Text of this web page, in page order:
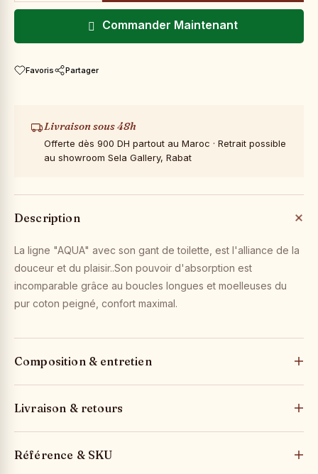
Commander Maintenant
Favoris Partager
Livraison sous 48h
Offerte dès 900 DH partout au Maroc · Retrait possible
au showroom Sela Gallery, Rabat
Description
La ligne "AQUA" avec son gant de toilette, est l'alliance de la
douceur et du plaisir..Son pouvoir d'absorption est
incomparable grâce au boucles longues et moelleuses du
pur coton peigné, confort maximal.
Composition & entretien
Livraison & retours
Référence & SKU